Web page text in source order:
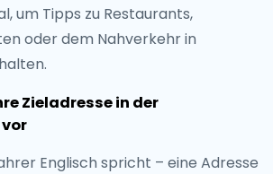
um Tipps zu Restaurants,
oder dem Nahverkehr in
Zieladresse in der
Englisch spricht – eine Adresse